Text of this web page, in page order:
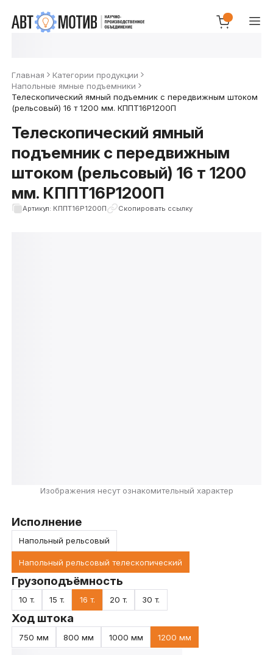
Главная
Категории продукции
Напольные ямные подъемники
Телескопический ямный подъемник с передвижным штоком
(рельсовый) 16 т 1200 мм. КППТ16Р1200П
Телескопический ямный
подъемник с передвижным
штоком (рельсовый) 16 т 1200
мм. КППТ16Р1200П
Артикул: КППТ16Р1200П Скопировать ссылку
Изображения несут ознакомительный характер
Исполнение
Напольный рельсовый
Напольный рельсовый телескопический
Грузоподъёмность
10 т. 15 т. 16 т. 20 т. 30 т.
Ход штока
750 мм 800 мм 1000 мм 1200 мм